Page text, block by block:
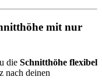
mit nur
die Schnitthöhe flexibel
nach deinen